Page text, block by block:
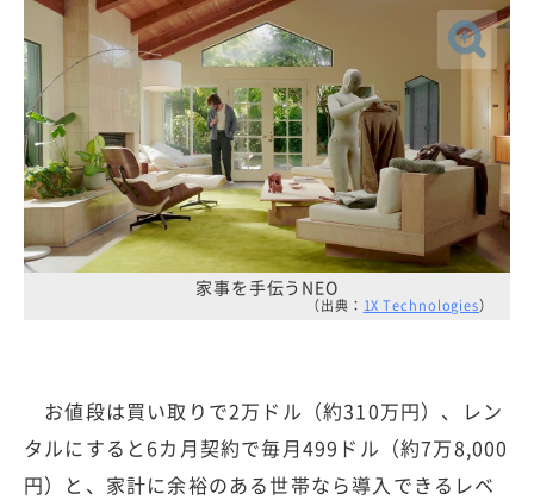
家事を手伝うNEO
（出典： 1X Technologies）
お値段は買い取りで2万ドル（約310万円）、レン
タルにすると6カ月契約で毎月499ドル（約7万8,000
円）と、家計に余裕のある世帯なら導入できるレベ